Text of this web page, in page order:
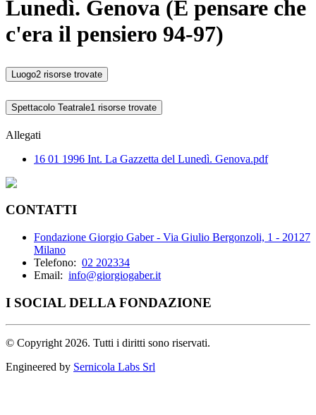
Lunedì. Genova (E pensare che
c'era il pensiero 94-97)
Luogo2 risorse trovate
Spettacolo Teatrale1 risorse trovate
Allegati
16 01 1996 Int. La Gazzetta del Lunedì. Genova.pdf
CONTATTI
Fondazione Giorgio Gaber - Via Giulio Bergonzoli, 1 - 20127
Milano
Telefono: 02 202334
Email: info@giorgiogaber.it
I SOCIAL DELLA FONDAZIONE
© Copyright 2026. Tutti i diritti sono riservati.
Engineered by Sernicola Labs Srl